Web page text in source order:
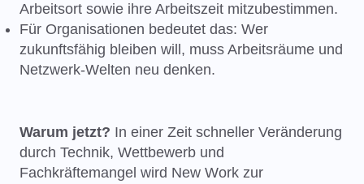
Arbeitsort sowie ihre Arbeitszeit mitzubestimmen.
Für Organisationen bedeutet das: Wer
zukunftsfähig bleiben will, muss Arbeitsräume und
Netzwerk-Welten neu denken.
Warum jetzt? In einer Zeit schneller Veränderung
durch Technik, Wettbewerb und
Fachkräftemangel wird New Work zur